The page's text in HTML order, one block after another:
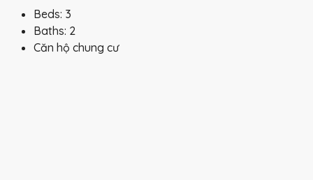
Beds: 3
Baths: 2
Căn hộ chung cư